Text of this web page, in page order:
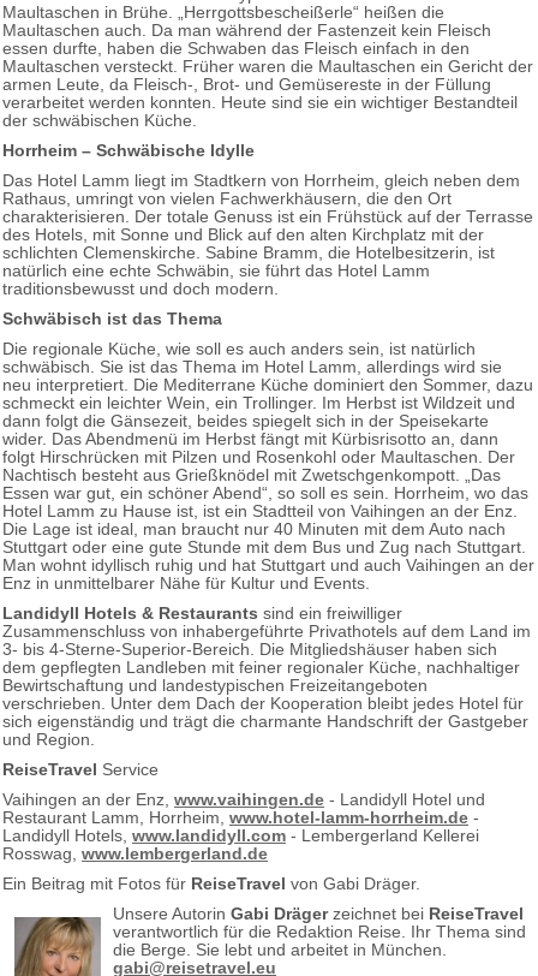
Maultaschen in Brühe. „Herrgottsbescheißerle“ heißen die
Maultaschen auch. Da man während der Fastenzeit kein Fleisch
essen durfte, haben die Schwaben das Fleisch einfach in den
Maultaschen versteckt. Früher waren die Maultaschen ein Gericht der
armen Leute, da Fleisch-, Brot- und Gemüsereste in der Füllung
verarbeitet werden konnten. Heute sind sie ein wichtiger Bestandteil
der schwäbischen Küche.
Horrheim – Schwäbische Idylle
Das Hotel Lamm liegt im Stadtkern von Horrheim, gleich neben dem
Rathaus, umringt von vielen Fachwerkhäusern, die den Ort
charakterisieren. Der totale Genuss ist ein Frühstück auf der Terrasse
des Hotels, mit Sonne und Blick auf den alten Kirchplatz mit der
schlichten Clemenskirche. Sabine Bramm, die Hotelbesitzerin, ist
natürlich eine echte Schwäbin, sie führt das Hotel Lamm
traditionsbewusst und doch modern.
Schwäbisch ist das Thema
Die regionale Küche, wie soll es auch anders sein, ist natürlich
schwäbisch. Sie ist das Thema im Hotel Lamm, allerdings wird sie
neu interpretiert. Die Mediterrane Küche dominiert den Sommer, dazu
schmeckt ein leichter Wein, ein Trollinger. Im Herbst ist Wildzeit und
dann folgt die Gänsezeit, beides spiegelt sich in der Speisekarte
wider. Das Abendmenü im Herbst fängt mit Kürbisrisotto an, dann
folgt Hirschrücken mit Pilzen und Rosenkohl oder Maultaschen. Der
Nachtisch besteht aus Grießknödel mit Zwetschgenkompott. „Das
Essen war gut, ein schöner Abend“, so soll es sein. Horrheim, wo das
Hotel Lamm zu Hause ist, ist ein Stadtteil von Vaihingen an der Enz.
Die Lage ist ideal, man braucht nur 40 Minuten mit dem Auto nach
Stuttgart oder eine gute Stunde mit dem Bus und Zug nach Stuttgart.
Man wohnt idyllisch ruhig und hat Stuttgart und auch Vaihingen an der
Enz in unmittelbarer Nähe für Kultur und Events.
Landidyll Hotels & Restaurants sind ein freiwilliger
Zusammenschluss von inhabergeführte Privathotels auf dem Land im
3- bis 4-Sterne-Superior-Bereich. Die Mitgliedshäuser haben sich
dem gepflegten Landleben mit feiner regionaler Küche, nachhaltiger
Bewirtschaftung und landestypischen Freizeitangeboten
verschrieben. Unter dem Dach der Kooperation bleibt jedes Hotel für
sich eigenständig und trägt die charmante Handschrift der Gastgeber
und Region.
ReiseTravel Service
Vaihingen an der Enz, www.vaihingen.de - Landidyll Hotel und
Restaurant Lamm, Horrheim, www.hotel-lamm-horrheim.de -
Landidyll Hotels, www.landidyll.com - Lembergerland Kellerei
Rosswag, www.lembergerland.de
Ein Beitrag mit Fotos für ReiseTravel von Gabi Dräger.
Unsere Autorin Gabi Drägerzeichnet bei ReiseTravel
verantwortlich für die Redaktion Reise. Ihr Thema sind
die Berge. Sie lebt und arbeitet in München.
gabi@reisetravel.eu